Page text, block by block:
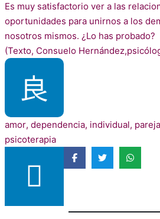
Es muy satisfactorio ver a las
oportunidades para unirnos a los
nosotros mismos. ¿Lo has probado?
(Texto, Consuelo
amor, dependencia, individual, pareja
psicoterapia